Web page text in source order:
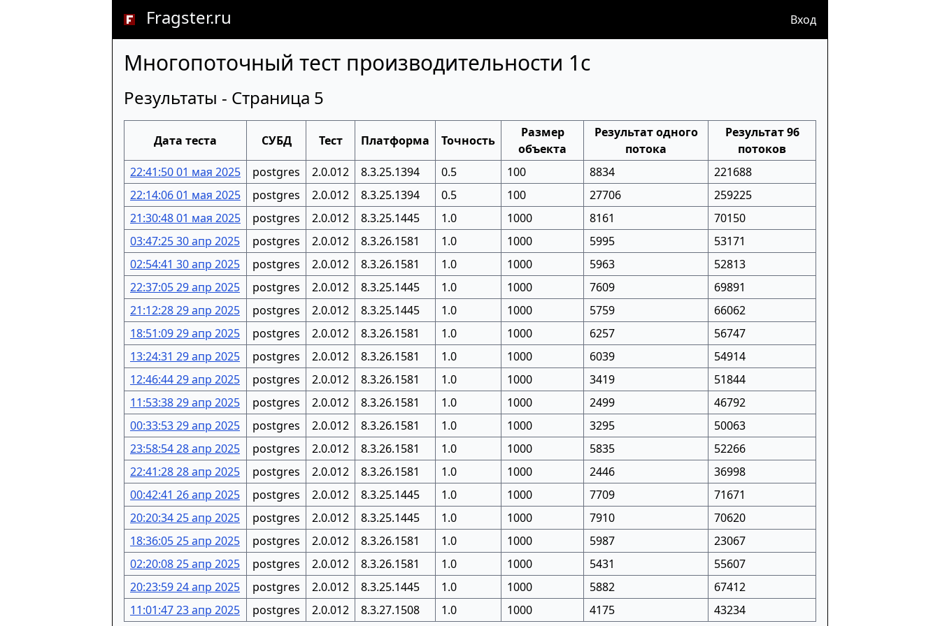
Fragster.ru Вход
Многопоточный тест производительности 1с
Результаты - Страница 5
Дата теста СУБД Тест Платформа Точность
Размер
объекта
Результат одного
потока
Результат 96
потоков
22:41:50 01 мая 2025
postgres 2.0.012 8.3.25.1394 0.5 100 8834
221688
22:14:06 01 мая 2025
postgres 2.0.012 8.3.25.1394 0.5 100 27706
259225
21:30:48 01 мая 2025
postgres 2.0.012 8.3.25.1445 1.0 1000 8161
70150
03:47:25 30 апр 2025
postgres 2.0.012 8.3.26.1581 1.0 1000 5995
53171
02:54:41 30 апр 2025
postgres 2.0.012 8.3.26.1581 1.0 1000 5963
52813
22:37:05 29 апр 2025
postgres 2.0.012 8.3.25.1445 1.0 1000 7609
69891
21:12:28 29 апр 2025
postgres 2.0.012 8.3.25.1445 1.0 1000 5759
66062
18:51:09 29 апр 2025
postgres 2.0.012 8.3.26.1581 1.0 1000 6257
56747
13:24:31 29 апр 2025
postgres 2.0.012 8.3.26.1581 1.0 1000 6039
54914
12:46:44 29 апр 2025
postgres 2.0.012 8.3.26.1581 1.0 1000 3419
51844
11:53:38 29 апр 2025
postgres 2.0.012 8.3.26.1581 1.0 1000 2499
46792
00:33:53 29 апр 2025
postgres 2.0.012 8.3.26.1581 1.0 1000 3295
50063
23:58:54 28 апр 2025
postgres 2.0.012 8.3.26.1581 1.0 1000 5835
52266
22:41:28 28 апр 2025
postgres 2.0.012 8.3.26.1581 1.0 1000 2446
36998
00:42:41 26 апр 2025
postgres 2.0.012 8.3.25.1445 1.0 1000 7709
71671
20:20:34 25 апр 2025
postgres 2.0.012 8.3.25.1445 1.0 1000 7910
70620
18:36:05 25 апр 2025
postgres 2.0.012 8.3.26.1581 1.0 1000 5987
23067
02:20:08 25 апр 2025
postgres 2.0.012 8.3.26.1581 1.0 1000 5431
55607
20:23:59 24 апр 2025
postgres 2.0.012 8.3.25.1445 1.0 1000 5882
67412
11:01:47 23 апр 2025
postgres 2.0.012 8.3.27.1508 1.0 1000 4175 43234